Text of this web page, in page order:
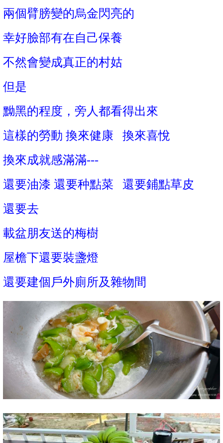
兩個臂膀變的烏金閃亮的
幸好臉部有在自己保養
不然會變成真正的村姑
但是
黝黑的程度，旁人都看得出來
這樣的勞動 換來健康 換來喜悅
換來成就感滿滿---
還要油漆 還要种點菜 還要鋪點草皮
還要去
載盆朋友送的梅樹
屋檐下還要裝盞燈
還要建個戶外廁所及雜物間